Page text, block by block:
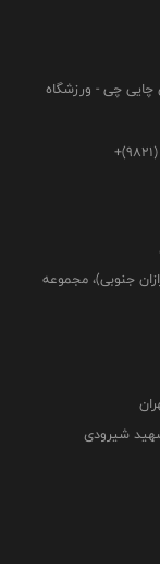
چایی چی - ورزشگاه
جنوبی)، مجموعه
شیرودی